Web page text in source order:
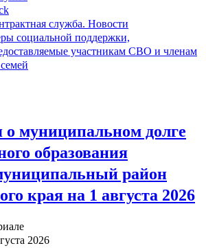
служба. Новости
социальной поддержки,
участникам СВО и членам
муниципальном долге
образования
район
края на 1 августа 2026
2026